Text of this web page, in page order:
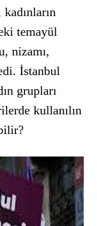
temayül
nizamı,
İstanbul
grupları
kullanılın